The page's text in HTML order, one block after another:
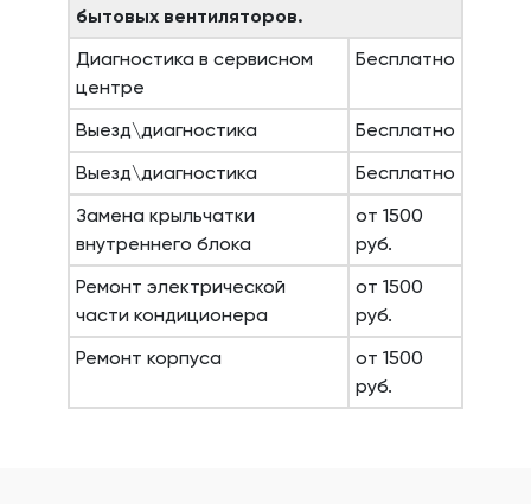
бытовых вентиляторов.
Диагностика в сервисном
центре
Бесплатно
Выезд\диагностика
Бесплатно
Выезд\диагностика
Бесплатно
Замена крыльчатки
внутреннего блока
от 1500
руб.
Ремонт электрической
части кондиционера
от 1500
руб.
Ремонт корпуса
от 1500
руб.